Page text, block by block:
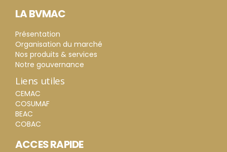
LA BVMAC
Présentation
Organisation du marché
Nos produits & services
Notre gouvernance
Liens utiles
CEMAC
COSUMAF
BEAC
COBAC
ACCES RAPIDE